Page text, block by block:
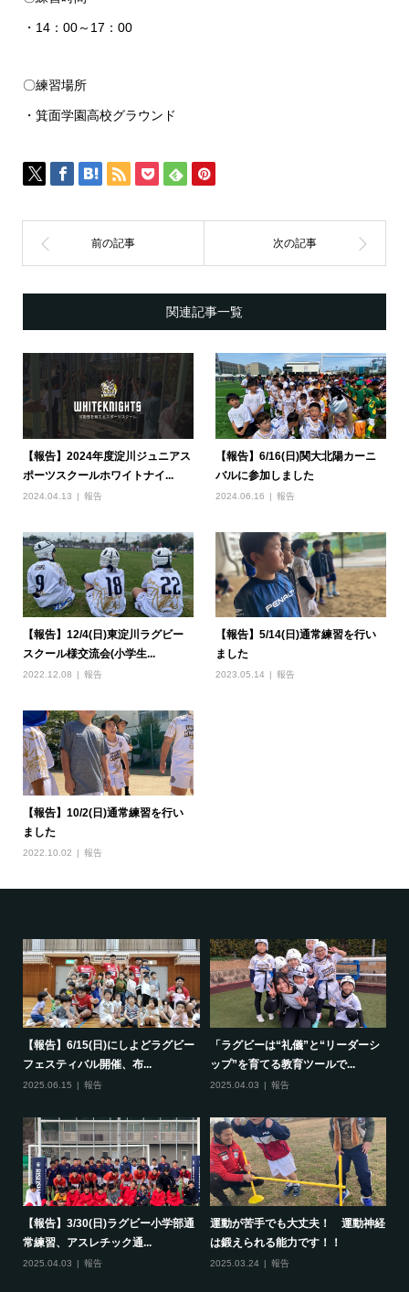
・14：00～17：00
〇練習場所
・箕面学園高校グラウンド
関連記事一覧
【報告】2024年度淀川ジュニアス
ポーツスクールホワイトナイ...
2024.04.13 報告
【報告】6/16(日)関大北陽カーニ
バルに参加しました
2024.06.16 報告
【報告】12/4(日)東淀川ラグビー
スクール様交流会(小学生...
2022.12.08 報告
【報告】5/14(日)通常練習を行い
ました
2023.05.14 報告
【報告】10/2(日)通常練習を行い
ました
2022.10.02 報告
【報告】6/15(日)にしよどラグビー
フェスティバル開催、布...
2025.06.15 報告
「ラグビーは“礼儀”と“リーダーシ
ップ”を育てる教育ツールで...
2025.04.03 報告
【報告】3/30(日)ラグビー小学部通
常練習、アスレチック通...
2025.04.03 報告
運動が苦手でも大丈夫！ 運動神経
は鍛えられる能力です！！
2025.03.24 報告